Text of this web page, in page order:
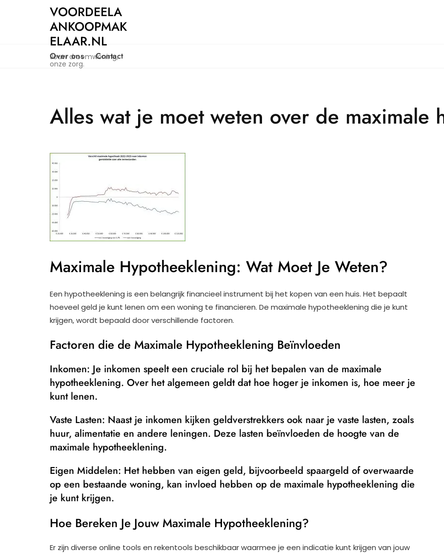
VOORDEELA
ANKOOPMAK
ELAAR.NL
Jouw droomwoning,
onze zorg.
Over ons Contact
Alles wat je moet weten over de maximale
Maximale Hypotheeklening: Wat Moet Je Weten?
Een hypotheeklening is een belangrijk financieel instrument bij het kopen van een huis. Het bepaalt
hoeveel geld je kunt lenen om een woning te financieren. De maximale hypotheeklening die je kunt
krijgen, wordt bepaald door verschillende factoren.
Factoren die de Maximale Hypotheeklening Beïnvloeden
Inkomen: Je inkomen speelt een cruciale rol bij het bepalen van de maximale
hypotheeklening. Over het algemeen geldt dat hoe hoger je inkomen is, hoe meer je
kunt lenen.
Vaste Lasten: Naast je inkomen kijken geldverstrekkers ook naar je vaste lasten, zoals
huur, alimentatie en andere leningen. Deze lasten beïnvloeden de hoogte van de
maximale hypotheeklening.
Eigen Middelen: Het hebben van eigen geld, bijvoorbeeld spaargeld of overwaarde
op een bestaande woning, kan invloed hebben op de maximale hypotheeklening die
je kunt krijgen.
Hoe Bereken Je Jouw Maximale Hypotheeklening?
Er zijn diverse online tools en rekentools beschikbaar waarmee je een indicatie kunt krijgen van jouw